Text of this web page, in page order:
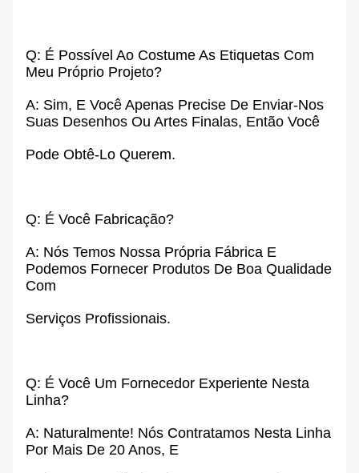
Q: É Possível Ao Costume As Etiquetas Com
Meu Próprio Projeto?
A: Sim, E Você Apenas Precise De Enviar-Nos
Suas Desenhos Ou Artes Finalas, Então Você
Pode Obtê-Lo Querem.
Q: É Você Fabricação?
A: Nós Temos Nossa Própria Fábrica E
Podemos Fornecer Produtos De Boa Qualidade
Com
Serviços Profissionais.
Q: É Você Um Fornecedor Experiente Nesta
Linha?
A: Naturalmente! Nós Contratamos Nesta Linha
Por Mais De 20 Anos, E